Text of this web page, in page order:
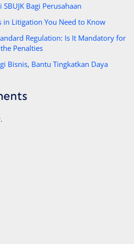
Bagi Perusahaan
in Litigation You Need to Know
Regulation: Is It Mandatory for
Penalties
Bisnis, Bantu Tingkatkan Daya